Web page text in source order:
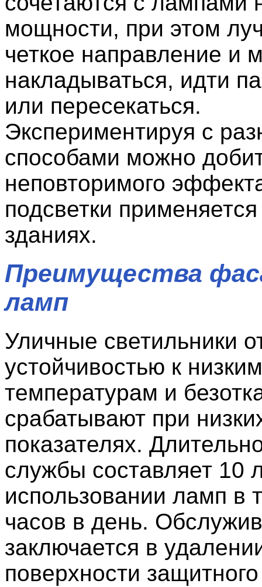
мощности, при этом
четкое направление и
накладываться, идти
или пересекаться.
Экспериментируя с
способами можно
неповторимого
подсветки
зданиях.
Преимущества
ламп
Уличные светильники
устойчивостью к низким
температурам и
срабатывают при
показателях.
службы составляет 10
использовании ламп в
часов в день.
заключается в
поверхности